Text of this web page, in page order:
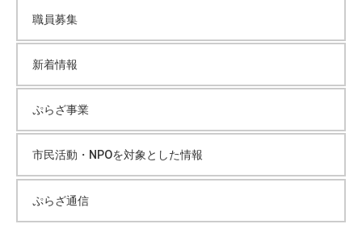
職員募集
新着情報
ぷらざ事業
市民活動・NPOを対象とした情報
ぷらざ通信